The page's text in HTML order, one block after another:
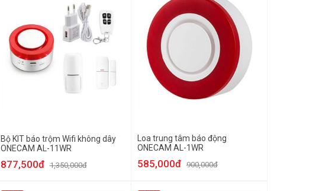
Bộ KIT báo trộm Wifi không dây
ONECAM AL-11WR
877,500đ 1,350,000đ
Loa trung tâm báo động
ONECAM AL-1WR
585,000đ 900,000đ